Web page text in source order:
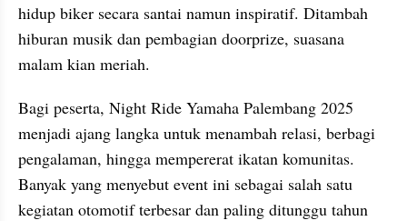
hidup biker secara santai namun inspiratif. Ditambah
hiburan musik dan pembagian doorprize, suasana
malam kian meriah.
Bagi peserta, Night Ride Yamaha Palembang 2025
menjadi ajang langka untuk menambah relasi, berbagi
pengalaman, hingga mempererat ikatan komunitas.
Banyak yang menyebut event ini sebagai salah satu
kegiatan otomotif terbesar dan paling ditunggu tahun